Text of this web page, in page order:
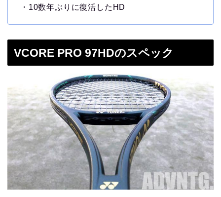
・10数年ぶりに復活したHD
VCORE PRO 97HDのスペック